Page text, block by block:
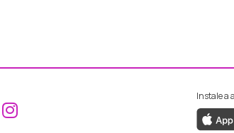
Aceder ao Facebook da RTP
Aceder ao Instagram da
Instale a